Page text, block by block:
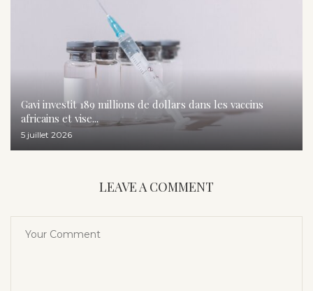
Gavi investit 189 millions de dollars dans les vaccins
africains et vise...
5 juillet 2026
LEAVE A COMMENT